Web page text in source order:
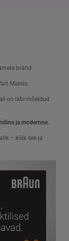
bränd
Mainis.
on läbi mõeldud
ja modernne.
– kõik see ja